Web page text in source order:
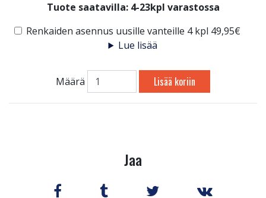
Tuote saatavilla: 4-23kpl varastossa
Renkaiden asennus uusille vanteille 4 kpl 49,95€
Lue lisää
Määrä Lisää koriin
Jaa